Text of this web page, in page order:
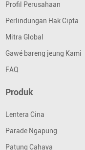
Profil Perusahaan
Perlindungan Hak Cipta
Mitra Global
Gawé bareng jeung Kami
FAQ
Produk
Lentera Cina
Parade Ngapung
Patung Cahaya